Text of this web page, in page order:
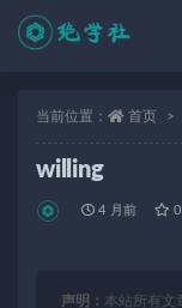
当前位置： 首页
willing
4 月前 0
声明： 本站所有文